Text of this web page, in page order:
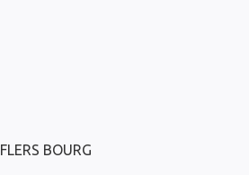
VILLENEUVE D'ASCQ FLERS BOURG